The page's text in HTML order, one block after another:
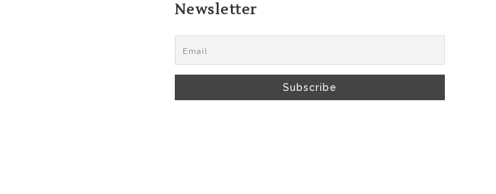
Newsletter